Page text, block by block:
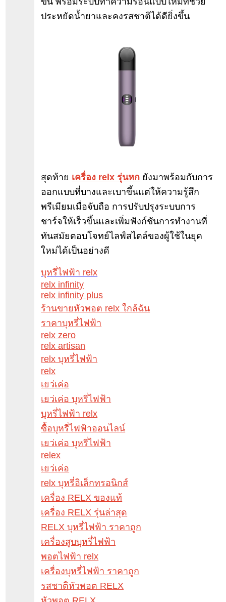
ประหยัดน้ำยาและคงรสชาติได้ดียิ่งขึ้น
สุดท้าย เครื่อง relx รุ่นหก ยังมาพร้อมกับการ
ออกแบบที่บางและเบาขึ้นแต่ให้ความรู้สึก
พรีเมียมเมื่อจับถือ การปรับปรุงระบบการ
ชาร์จให้เร็วขึ้นและเพิ่มฟังก์ชันการทำงานที่
ทันสมัยตอบโจทย์ไลฟ์สไตล์ของผู้ใช้ในยุค
ใหม่ได้เป็นอย่างดี
บุหรี่ไฟฟ้า relx
relx infinity
relx infinity plus
ร้านขายหัวพอต relx ใกล้ฉัน
ราคาบุหรี่ไฟฟ้า
relx zero
relx artisan
relx บุหรี่ไฟฟ้า
relx
เยว่เค่อ
เยว่เค่อ บุหรี่ไฟฟ้า
บุหรี่ไฟฟ้า relx
ซื้อบุหรี่ไฟฟ้าออนไลน์
เยว่เค่อ บุหรี่ไฟฟ้า
relex
เยว่เค่อ
relx บุหรี่อิเล็กทรอนิกส์
เครื่อง RELX ของแท้
เครื่อง RELX รุ่นล่าสุด
RELX บุหรี่ไฟฟ้า ราคาถูก
เครื่องสูบบุหรี่ไฟฟ้า
พอตไฟฟ้า relx
เครื่องบุหรี่ไฟฟ้า ราคาถูก
รสชาติหัวพอต RELX